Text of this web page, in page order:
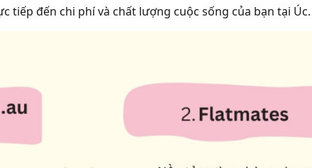
tiếp đến chi phí và chất lượng cuộc sống của bạn tại Úc.